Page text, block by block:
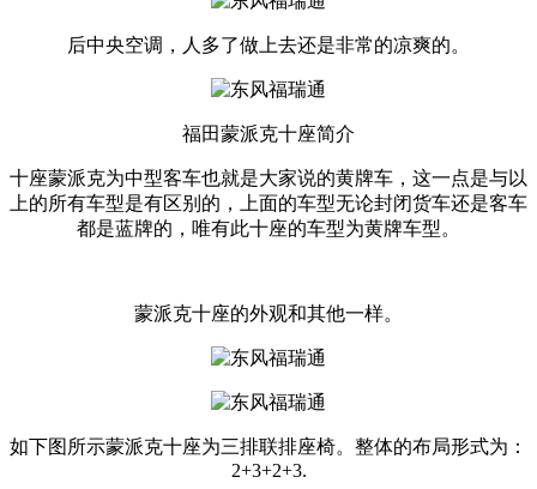
后中央空调，人多了做上去还是非常的凉爽的。
福田蒙派克十座简介
十座蒙派克为中型客车也就是大家说的黄牌车，这一点是与以
上的所有车型是有区别的，上面的车型无论封闭货车还是客车
都是蓝牌的，唯有此十座的车型为黄牌车型。
蒙派克十座的外观和其他一样。
如下图所示蒙派克十座为三排联排座椅。整体的布局形式为：
2+3+2+3.